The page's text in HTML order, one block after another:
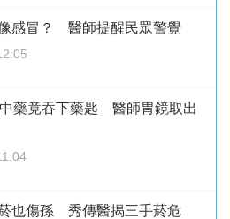
感冒？ 醫師提醒民眾警覺
藥竟吞下藥匙 醫師胃鏡取出
也傷孫 秀傳醫揭三手菸危